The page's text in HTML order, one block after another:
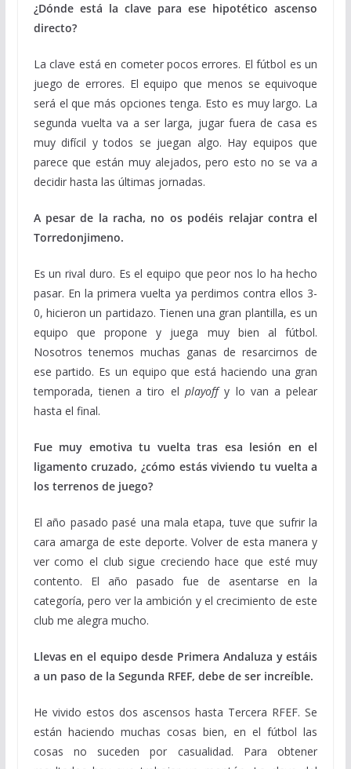
¿Dónde está la clave para ese hipotético ascenso
directo?
La clave está en cometer pocos errores. El fútbol es un
juego de errores. El equipo que menos se equivoque
será el que más opciones tenga. Esto es muy largo. La
segunda vuelta va a ser larga, jugar fuera de casa es
muy difícil y todos se juegan algo. Hay equipos que
parece que están muy alejados, pero esto no se va a
decidir hasta las últimas jornadas.
A pesar de la racha, no os podéis relajar contra el
Torredonjimeno.
Es un rival duro. Es el equipo que peor nos lo ha hecho
pasar. En la primera vuelta ya perdimos contra ellos 3-
0, hicieron un partidazo. Tienen una gran plantilla, es un
equipo que propone y juega muy bien al fútbol.
Nosotros tenemos muchas ganas de resarcirnos de
ese partido. Es un equipo que está haciendo una gran
temporada, tienen a tiro el playoffy lo van a pelear
hasta el final.
Fue muy emotiva tu vuelta tras esa lesión en el
ligamento cruzado, ¿cómo estás viviendo tu vuelta a
los terrenos de juego?
El año pasado pasé una mala etapa, tuve que sufrir la
cara amarga de este deporte. Volver de esta manera y
ver como el club sigue creciendo hace que esté muy
contento. El año pasado fue de asentarse en la
categoría, pero ver la ambición y el crecimiento de este
club me alegra mucho.
Llevas en el equipo desde Primera Andaluza y estáis
a un paso de la Segunda RFEF, debe de ser increíble.
He vivido estos dos ascensos hasta Tercera RFEF. Se
están haciendo muchas cosas bien, en el fútbol las
cosas no suceden por casualidad. Para obtener